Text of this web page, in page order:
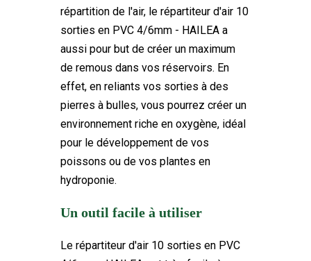
répartition de l'air, le répartiteur d'air 10
sorties en PVC 4/6mm - HAILEA a
aussi pour but de créer un maximum
de remous dans vos réservoirs. En
effet, en reliants vos sorties à des
pierres à bulles, vous pourrez créer un
environnement riche en oxygène, idéal
pour le développement de vos
poissons ou de vos plantes en
hydroponie.
Un outil facile à utiliser
Le répartiteur d'air 10 sorties en PVC